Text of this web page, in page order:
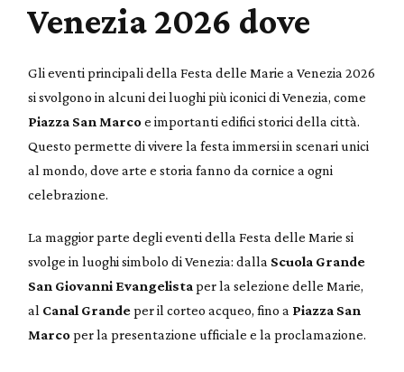
Venezia 2026 dove
Gli eventi principali della Festa delle Marie a Venezia 2026
si svolgono in alcuni dei luoghi più iconici di Venezia, come
Piazza San Marcoe importanti edifici storici della città.
Questo permette di vivere la festa immersi in scenari unici
al mondo, dove arte e storia fanno da cornice a ogni
celebrazione.
La maggior parte degli eventi della Festa delle Marie si
svolge in luoghi simbolo di Venezia: dalla Scuola Grande
San Giovanni Evangelista per la selezione delle Marie,
al Canal Grandeper il corteo acqueo, fino a Piazza San
Marcoper la presentazione ufficiale e la proclamazione.